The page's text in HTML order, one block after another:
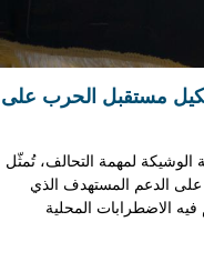
مستقبل الحرب على
الوشيكة لمهمة التحالف، تُمثّل
الدعم المستهدف الذي
الاضطرابات المحلية